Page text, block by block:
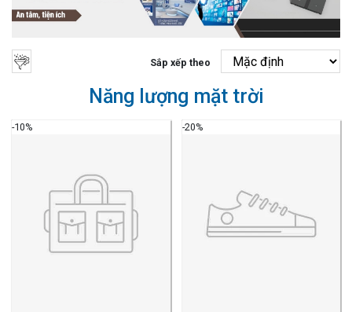
Sắp xếp theo
Năng lượng mặt trời
-10% -20%